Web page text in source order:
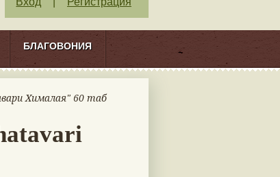
БЛАГОВОНИЯ
Хималая" 60 таб